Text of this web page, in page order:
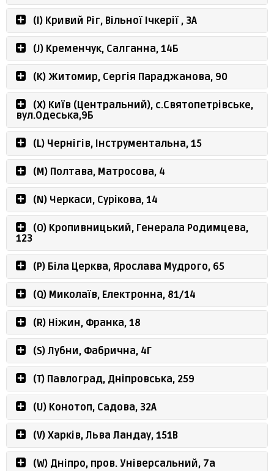
(I) Кривий Ріг, Вільної Ічкерії , 3А
(J) Кременчук, Салганна, 14Б
(K) Житомир, Сергія Параджанова, 90
(X) Київ (Центральний), с.Святопетрівське,
вул.Одеська,9Б
(L) Чернігів, Інструментальна, 15
(M) Полтава, Матросова, 4
(N) Черкаси, Сурікова, 14
(O) Кропивницький, Генерала Родимцева,
123
(P) Біла Церква, Ярослава Мудрого, 65
(Q) Миколаїв, Електронна, 81/14
(R) Ніжин, Франка, 18
(S) Лубни, Фабрична, 4Г
(Т) Павлоград, Дніпровська, 259
(U) Конотоп, Садова, 32A
(V) Харків, Льва Ландау, 151В
(W) Дніпро, пров. Універсальний, 7а